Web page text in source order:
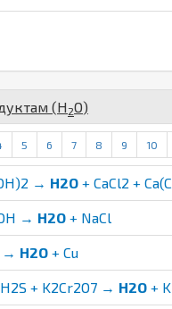
(H 2O)
5 6 7 8 9 10
→ H2O + CaCl2 +
→ H2O + NaCl
→ H2O + Cu
+ K2Cr2O7 → H2O +